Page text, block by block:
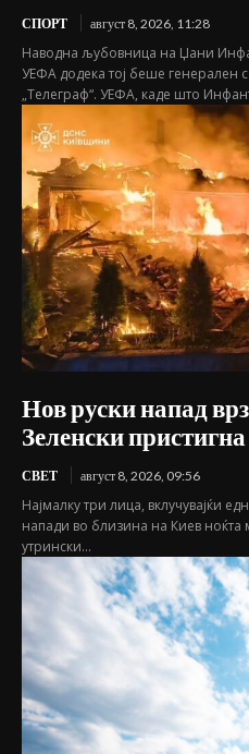
СПОРТ август 8, 2026, 11:28
Наводна љубовница на Џани
УЕФА додека тој бeше генерален
„Телеграф“. УЕФА, каде што
Нов руски напад
Зеленски
СВЕТ август 8, 2026, 09:56
Најмалку три лица, вклучувајќи
напади во близина на Киев ноќта
утрински...